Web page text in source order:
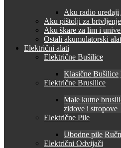
Aku radio uređaji
Aku pištolji za
Aku škare za lim i
Ostali akumulatorski
Električni alati
Električne Bušilice
Klasične Bušilice
Električne Brusilice
Male kutne
zidove i stropove
Električne Pile
Ubodne pile
Električni Odvijači